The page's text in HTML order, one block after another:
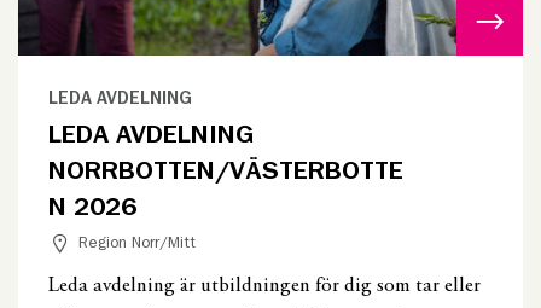
LEDA AVDELNING
LEDA AVDELNING
NORRBOTTEN/VÄSTERBOTTE
N 2026
Region Norr/Mitt
Leda avdelning är utbildningen för dig som tar eller